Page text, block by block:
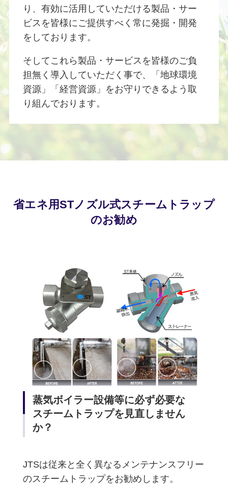
り、有効に活用していただける製品・サー
ビスを皆様にご提供すべく常に発掘・開発
をしております。
そしてこれら製品・サービスを皆様のご負
担無く導入していただく事で、「地球環境
資源」「経営資源」をお守りできるよう取
り組んでおります。
省エネ用STノズル式スチームトラップ
のお勧め
蒸気ボイラー設備等に必ず必要な
スチームトラップを見直しません
か？
JTSは従来と全く異なるメンテナンスフリー
のスチームトラップをお勧めします。